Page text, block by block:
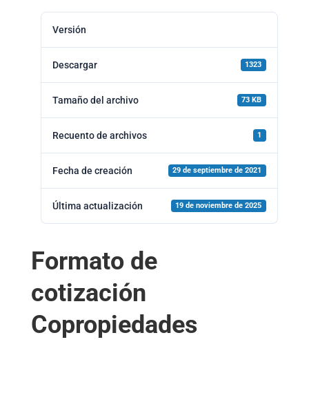
Versión
Descargar 1323
Tamaño del archivo 73 KB
Recuento de archivos 1
Fecha de creación 29 de septiembre de 2021
Última actualización 19 de noviembre de 2025
Formato de
cotización
Copropiedades